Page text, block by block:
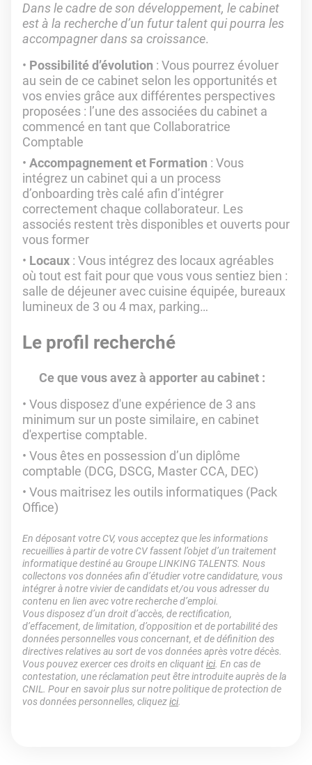
Dans le cadre de son développement, le cabinet
est à la recherche d’un futur talent qui pourra les
accompagner dans sa croissance.
Possibilité d’évolution : Vous pourrez évoluer
au sein de ce cabinet selon les opportunités et
vos envies grâce aux différentes perspectives
proposées : l’une des associées du cabinet a
commencé en tant que Collaboratrice
Comptable
Accompagnement et Formation : Vous
intégrez un cabinet qui a un process
d’onboarding très calé afin d’intégrer
correctement chaque collaborateur. Les
associés restent très disponibles et ouverts pour
vous former
Locaux : Vous intégrez des locaux agréables
où tout est fait pour que vous vous sentiez bien :
salle de déjeuner avec cuisine équipée, bureaux
lumineux de 3 ou 4 max, parking…
Le profil recherché
Ce que vous avez à apporter au cabinet :
Vous disposez d'une expérience de 3 ans
minimum sur un poste similaire, en cabinet
d'expertise comptable.
Vous êtes en possession d’un diplôme
comptable (DCG, DSCG, Master CCA, DEC)
Vous maitrisez les outils informatiques (Pack
Office)
En déposant votre CV, vous acceptez que les informations
recueillies à partir de votre CV fassent l’objet d’un traitement
informatique destiné au Groupe LINKING TALENTS. Nous
collectons vos données afin d’étudier votre candidature, vous
intégrer à notre vivier de candidats et/ou vous adresser du
contenu en lien avec votre recherche d’emploi.
Vous disposez d’un droit d’accès, de rectification,
d’effacement, de limitation, d’opposition et de portabilité des
données personnelles vous concernant, et de définition des
directives relatives au sort de vos données après votre décès.
Vous pouvez exercer ces droits en cliquantici. En cas de
contestation, une réclamation peut être introduite auprès de la
CNIL. Pour en savoir plus sur notre politique de protection de
vos données personnelles, cliquezici.